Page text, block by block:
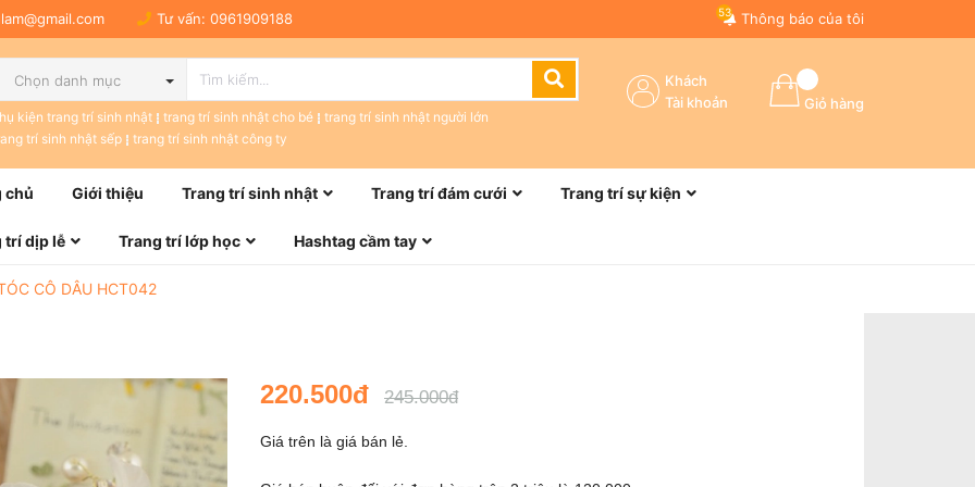
Tư vấn: 0961909188 Thông báo của tôi
53
Chọn danh mục
kiện trang trí sinh nhật trang trí sinh nhật cho bé
trang trí sinh nhật người lớn
trí sinh nhật sếp
trang trí sinh nhật công ty
Giỏ hàng
Khách
Tài khoản
chủ Giới thiệu Trang trí sinh nhật Trang trí đám cưới Trang trí sự kiện
trí dịp lễ Trang trí lớp học Hashtag cầm tay
CÔ DÂU HCT042
220.500đ 245.000đ
Giá trên là giá bán lẻ.